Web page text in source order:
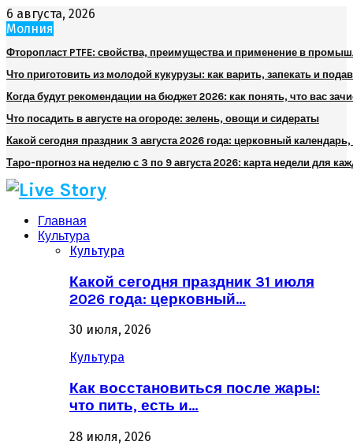
6 августа, 2026
Молния
Фторопласт PTFE: свойства, преимущества и применение в
Что приготовить из молодой кукурузы: как варить, запекать и
Когда будут рекомендации на бюджет 2026: как понять, что вас
Что посадить в августе на огороде: зелень, овощи и сидераты
Какой сегодня праздник 3 августа 2026 года: церковный
Таро-прогноз на неделю с 3 по 9 августа 2026: карта недели для
Главная
Культура
Культура
Какой сегодня праздник 31 июля
2026 года: церковный…
30 июля, 2026
Культура
Как восстановиться после жары:
что пить, есть и…
28 июля, 2026